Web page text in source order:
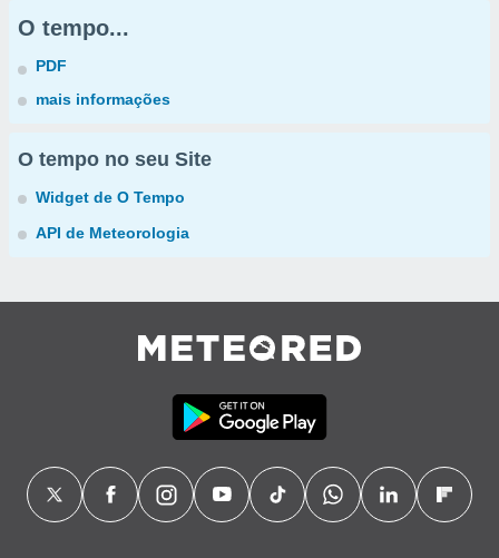
O tempo...
PDF
mais informações
O tempo no seu Site
Widget de O Tempo
API de Meteorologia